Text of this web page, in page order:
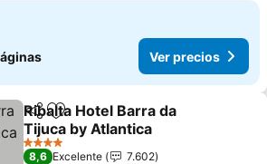
Ver precios
CompartirAgregar a favoritos
Ribalta Hotel Barra da
Tijuca by Atlantica
Ver precios
4 Estrellas
8,6 Excelente
7.602